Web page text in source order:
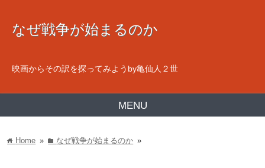
なぜ戦争が始まるのか
映画からその訳を探ってみようby亀仙人２世
MENU
home Home » folder なぜ戦争が始まるのか »